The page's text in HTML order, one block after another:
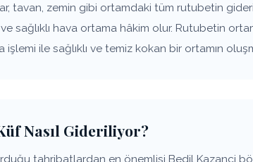
tavan, zemin gibi ortamdaki tüm rutubetin
sağlıklı hava ortama hâkim olur. Rutubetin
ile sağlıklı ve temiz kokan bir ortamın
Nasıl Gideriliyor?
tahribatlardan en önemlisi Bedil Kazanci